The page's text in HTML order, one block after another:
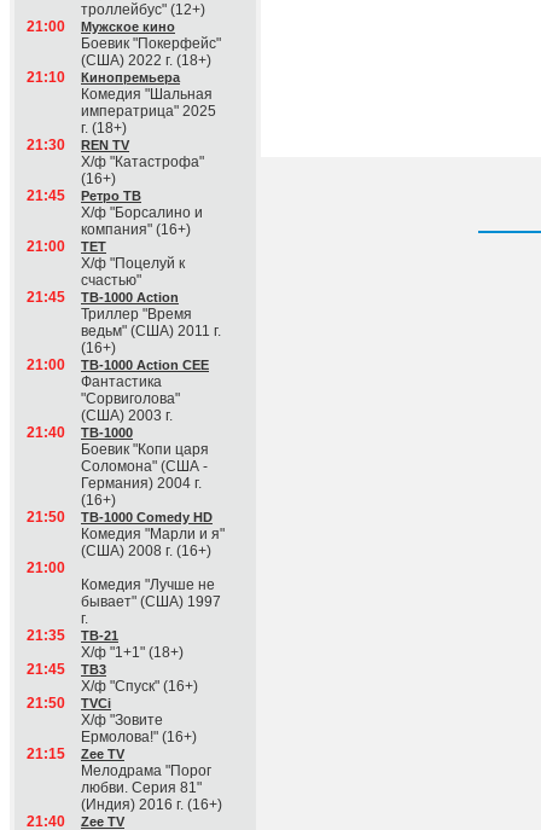
троллейбус" (12+)
21:00
Мужское кино
Боевик "Покерфейс"
(США) 2022 г. (18+)
21:10
Кинопремьера
Комедия "Шальная
императрица" 2025
г. (18+)
21:30
REN TV
Х/ф "Катастрофа"
(16+)
21:45
Ретро ТВ
Х/ф "Борсалино и
компания" (16+)
21:00
ТЕТ
Х/ф "Поцелуй к
счастью"
21:45
ТВ-1000 Action
Триллер "Время
ведьм" (США) 2011 г.
(16+)
21:00
ТВ-1000 Action CEE
Фантастика
"Сорвиголова"
(США) 2003 г.
21:40
ТВ-1000
Боевик "Копи царя
Соломона" (США -
Германия) 2004 г.
(16+)
21:50
ТВ-1000 Comedy HD
Комедия "Марли и я"
(США) 2008 г. (16+)
21:00
Комедия "Лучше не
бывает" (США) 1997
г.
21:35
ТВ-21
Х/ф "1+1" (18+)
21:45
ТВ3
Х/ф "Спуск" (16+)
21:50
TVCi
Х/ф "Зовите
Ермолова!" (16+)
21:15
Zee TV
Мелодрама "Порог
любви. Серия 81"
(Индия) 2016 г. (16+)
21:40
Zee TV